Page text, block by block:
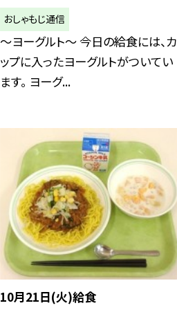
おしゃもじ通信
～ヨーグルト～ 今日の給食には、カ
ップに入ったヨーグルトがついてい
ます。 ヨーグ...
10月21日(火)給食